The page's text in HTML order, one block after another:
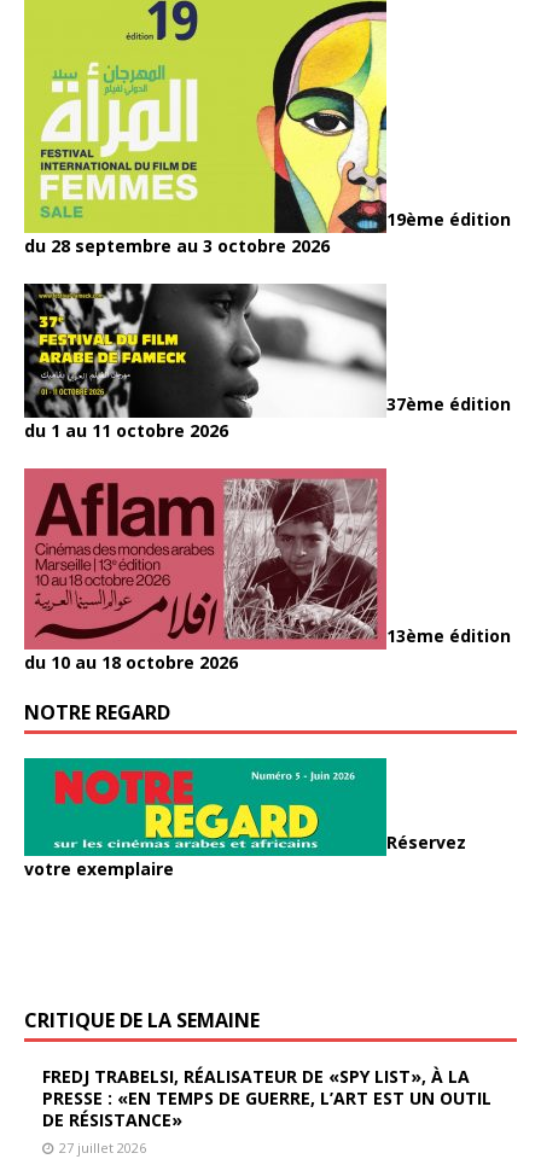
19ème édition
du 28 septembre au 3 octobre 2026
37ème édition
du 1 au 11 octobre 2026
13ème édition
du 10 au 18 octobre 2026
NOTRE REGARD
Réservez
votre exemplaire
CRITIQUE DE LA SEMAINE
FREDJ TRABELSI, RÉALISATEUR DE «SPY LIST», À LA
PRESSE : «EN TEMPS DE GUERRE, L’ART EST UN OUTIL
DE RÉSISTANCE»
27 juillet 2026